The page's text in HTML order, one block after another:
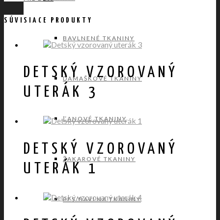
BAVLNENÉ TKANINY
DAMAŠKOVÉ TKANINY
ĽANOVÉ TKANINY
ŽAKAROVÉ TKANINY
PES/BAVLNA TKANINY
SÚVISIACE PRODUKTY
DETSKÝ VZOROVANÝ
UTERÁK 3
DETSKÝ VZOROVANÝ
UTERÁK 1